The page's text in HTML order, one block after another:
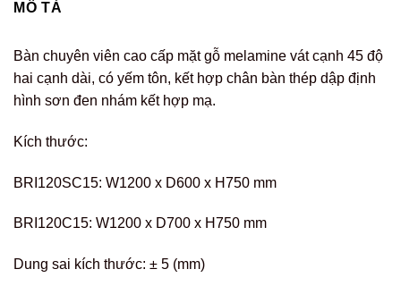
MÔ TẢ
Bàn chuyên viên cao cấp mặt gỗ melamine vát cạnh 45 độ
hai cạnh dài, có yếm tôn, kết hợp chân bàn thép dập định
hình sơn đen nhám kết hợp mạ.
Kích thước:
BRI120SC15: W1200 x D600 x H750 mm
BRI120C15: W1200 x D700 x H750 mm
Dung sai kích thước: ± 5 (mm)